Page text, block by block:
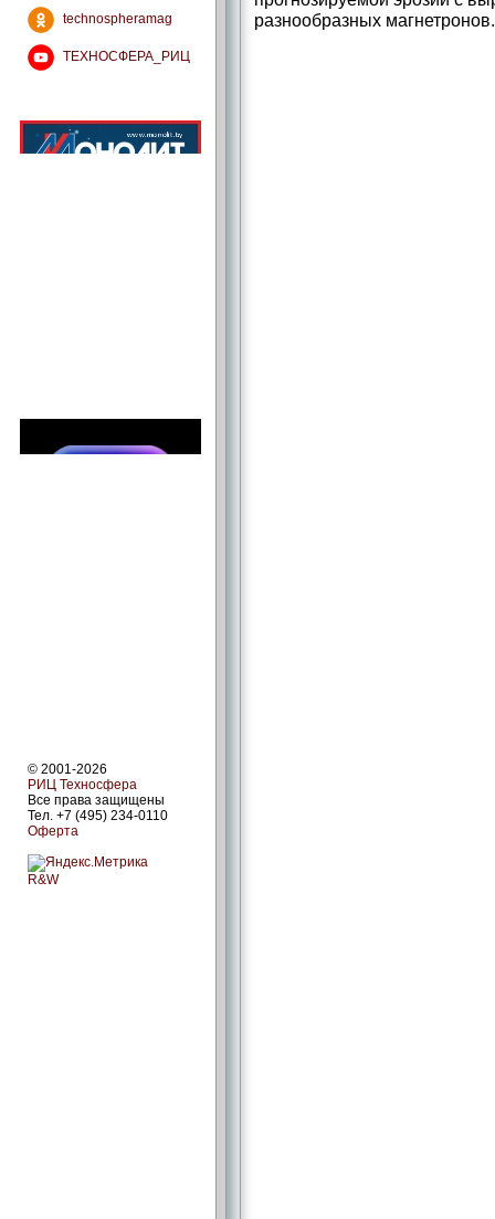
technospheramag
ТЕХНОСФЕРА_РИЦ
© 2001-2026
РИЦ Техносфера
Все права защищены
Тел. +7 (495) 234-0110
Оферта
R&W
разнообразных магнетронов.